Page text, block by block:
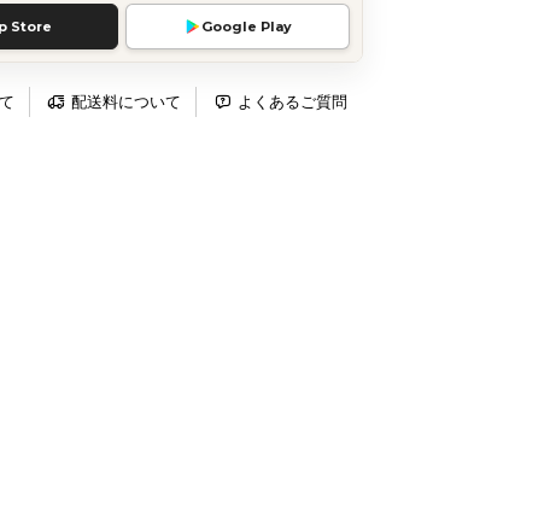
Store Google Play
配送料について よくあるご質問